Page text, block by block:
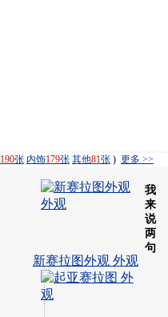
190张 内饰179张 其他81张 ) 更多 >>
新赛拉图外观 外观
我
来
说
两
句